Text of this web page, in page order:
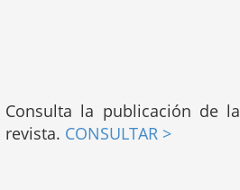
Consulta la publicación de la
revista. CONSULTAR >